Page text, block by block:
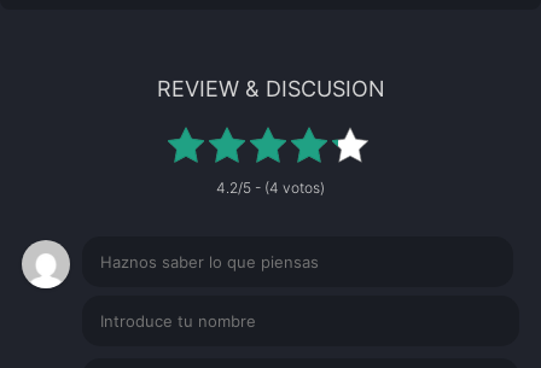
REVIEW & DISCUSION
4.2/5 - (4 votos)